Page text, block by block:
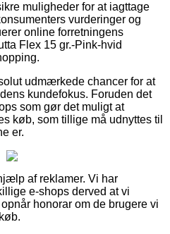
muligheder for at iagttage
vurderinger og
online forretningens
Flex 15 gr.-Pink-hvid
udmærkede chancer for at
kundefokus. Foruden det
som gør det muligt at
køb, som tillige må udnyttes til
er.
af reklamer. Vi har
e-shops derved at vi
honorar om de brugere vi